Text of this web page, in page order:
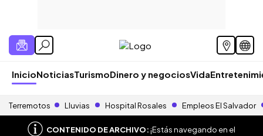
InicioNoticiasTurismoDinero y negociosVida
Terremotos Lluvias Hospital Rosales Empleos El Salvador
CONTENIDO DE ARCHIVO:¡Estás navegando en el